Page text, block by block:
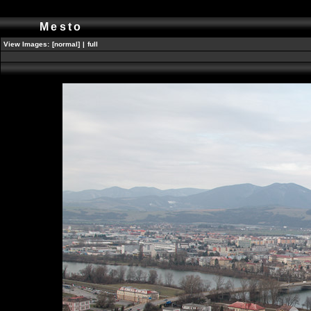
Mesto
View Images: [normal] | full